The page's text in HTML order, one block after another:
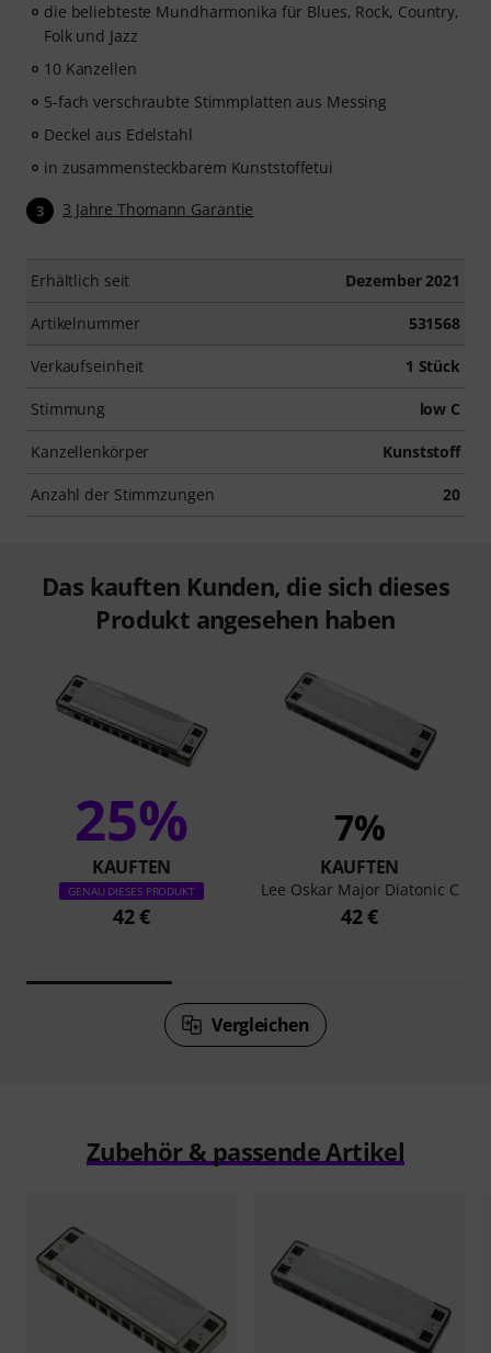
die beliebteste Mundharmonika für Blues, Rock, Country,
Folk und Jazz
10 Kanzellen
5-fach verschraubte Stimmplatten aus Messing
Deckel aus Edelstahl
in zusammensteckbarem Kunststoffetui
3 3 Jahre Thomann Garantie
Erhältlich seit Dezember 2021
Artikelnummer 531568
Verkaufseinheit 1 Stück
Stimmung low C
Kanzellenkörper Kunststoff
Anzahl der Stimmzungen 20
Das kauften Kunden, die sich dieses
Produkt angesehen haben
25%
KAUFTEN
GENAU DIESES PRODUKT
42 €
7%
KAUFTEN
Lee Oskar Major Diatonic C
42 €
Vergleichen
Zubehör & passende Artikel